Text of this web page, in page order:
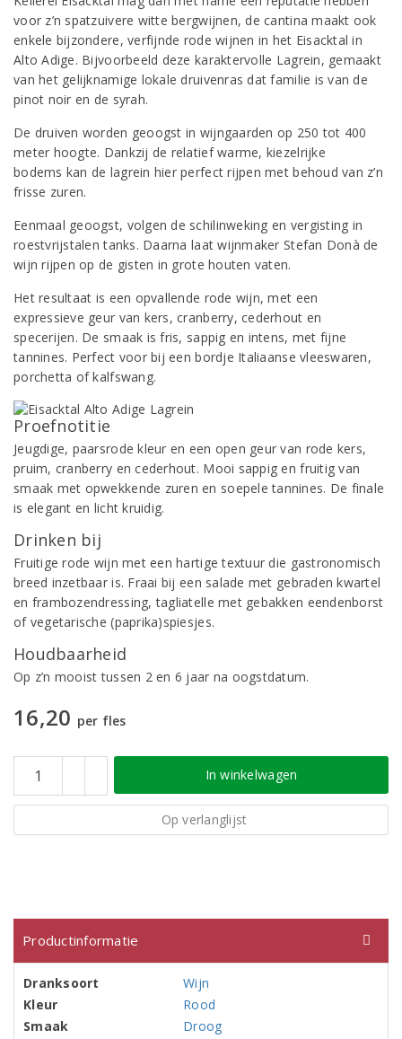
voor z’n spatzuivere witte bergwijnen, de cantina maakt ook
enkele bijzondere, verfijnde rode wijnen in het Eisacktal in
Alto Adige. Bijvoorbeeld deze karaktervolle Lagrein, gemaakt
van het gelijknamige lokale druivenras dat familie is van de
pinot noir en de syrah.
De druiven worden geoogst in wijngaarden op 250 tot 400
meter hoogte. Dankzij de relatief warme, kiezelrijke
bodems kan de lagrein hier perfect rijpen met behoud van z’n
frisse zuren.
Eenmaal geoogst, volgen de schilinweking en vergisting in
roestvrijstalen tanks. Daarna laat wijnmaker Stefan Donà de
wijn rijpen op de gisten in grote houten vaten.
Het resultaat is een opvallende rode wijn, met een
expressieve geur van kers, cranberry, cederhout en
specerijen. De smaak is fris, sappig en intens, met fijne
tannines. Perfect voor bij een bordje Italiaanse vleeswaren,
porchetta of kalfswang.
Proefnotitie
Jeugdige, paarsrode kleur en een open geur van rode kers,
pruim, cranberry en cederhout. Mooi sappig en fruitig van
smaak met opwekkende zuren en soepele tannines. De finale
is elegant en licht kruidig.
Drinken bij
Fruitige rode wijn met een hartige textuur die gastronomisch
breed inzetbaar is. Fraai bij een salade met gebraden kwartel
en frambozendressing, tagliatelle met gebakken eendenborst
of vegetarische (paprika)spiesjes.
Houdbaarheid
Op z’n mooist tussen 2 en 6 jaar na oogstdatum.
16,20 per fles
In winkelwagen
Op verlanglijst
Productinformatie
Dranksoort
Wijn
Kleur
Rood
Smaak
Droog